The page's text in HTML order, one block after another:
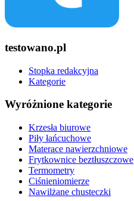
testowano.pl
Stopka redakcyjna
Kategorie
Wyróżnione kategorie
Krzesła biurowe
Piły łańcuchowe
Materace nawierzchniowe
Frytkownice beztłuszczowe
Termometry
Ciśnieniomierze
Nawilżane chusteczki